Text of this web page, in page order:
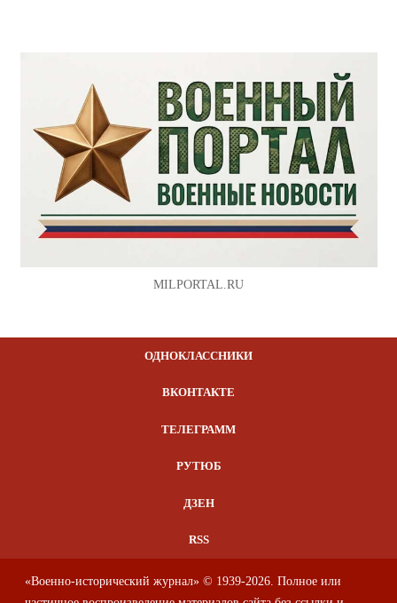
MILPORTAL.RU
ОДНОКЛАССНИКИ
ВКОНТАКТЕ
ТЕЛЕГРАММ
РУТЮБ
ДЗЕН
RSS
«Военно-исторический журнал» © 1939-2026. Полное или